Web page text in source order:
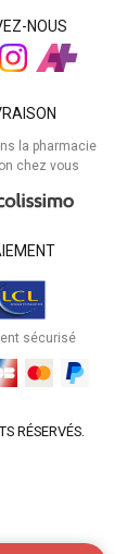
NOUS
la pharmacie
chez vous
sécurisé
RÉSERVÉS.